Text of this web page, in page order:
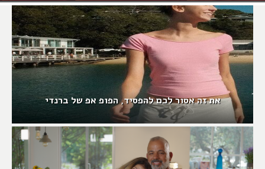
את זה אסור לכם להפסיד, הפופ אפ של ברנדי